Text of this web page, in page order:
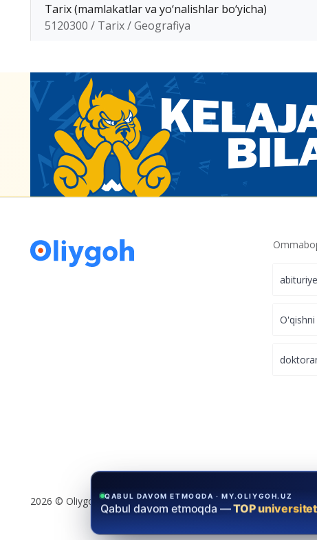
Tarix (mamlakatlar va yo‘nalishlar bo‘yicha)
5120300 / Tarix / Geografiya
2026 © Oliygoh.uz, Barcha huquqlar himoyalangan
QABUL DAVOM ETMOQDA · MY.OLIYGOH.UZ
Qabul davom etmoqda —TOP